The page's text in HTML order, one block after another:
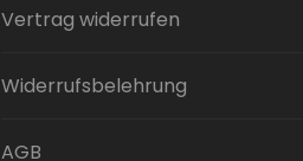
Optionen
der
Vertrag widerrufen
Widerrufsbelehrung
AGB